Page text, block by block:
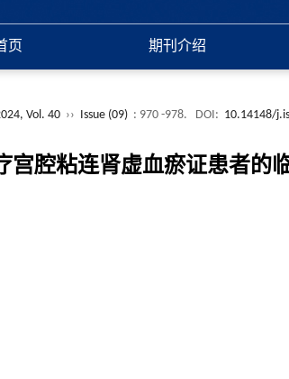
页 期刊介绍
Vol. 40 ›› Issue (09) : 970 -978. DOI: 10.14148/
宫腔粘连肾虚血瘀证患者的